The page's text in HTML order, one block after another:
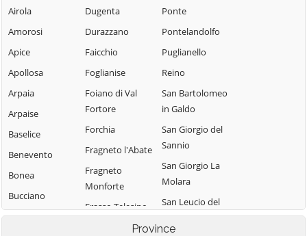
Airola
Amorosi
Apice
Apollosa
Arpaia
Arpaise
Baselice
Benevento
Bonea
Bucciano
Buonalbergo
Dugenta
Durazzano
Faicchio
Foglianise
Foiano di Val
Fortore
Forchia
Fragneto l'Abate
Fragneto
Monforte
Frasso Telesino
Ginestra degli
Ponte
Pontelandolfo
Puglianello
Reino
San Bartolomeo
in Galdo
San Giorgio del
Sannio
San Giorgio La
Molara
San Leucio del
Sannio
Province